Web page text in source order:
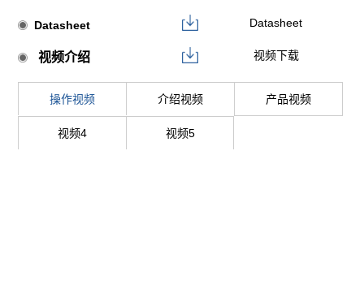
Datasheet Datasheet
视频介绍 视频下载
操作视频 介绍视频 产品视频
视频4 视频5